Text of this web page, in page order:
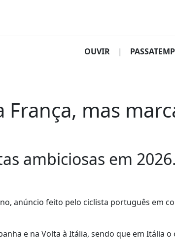
OUVIR (CURRENT)
|
França, mas
ambiciosas em 2026.
anúncio feito pelo ciclista português em
e na Volta à Itália, sendo que em Itália o